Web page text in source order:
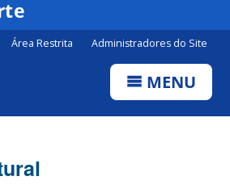
Área Restrita Administradores do Site
MENU